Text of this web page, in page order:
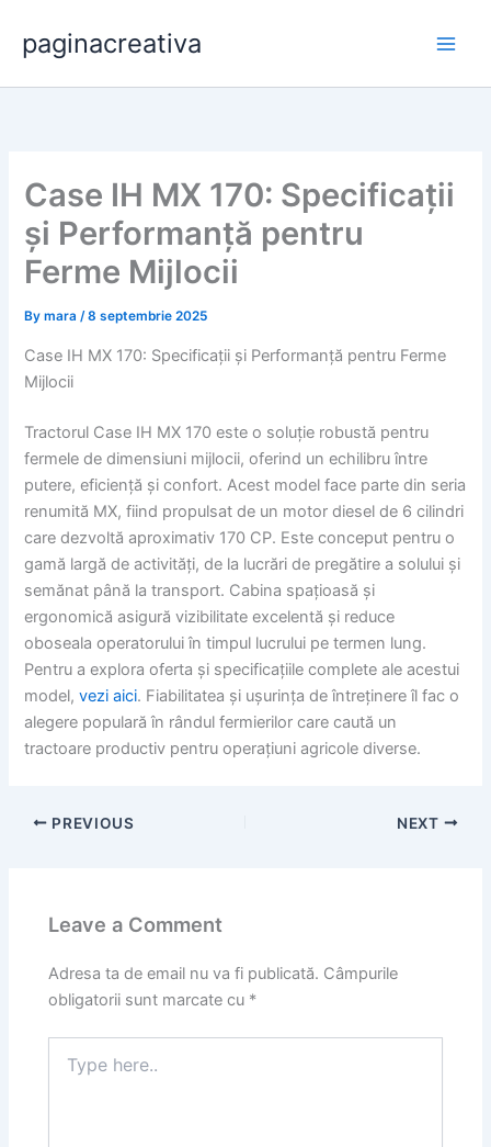
content
paginacreativa
Case IH MX 170: Specificații
și Performanță pentru
Ferme Mijlocii
Bymara/8 septembrie 2025
Case IH MX 170: Specificații și Performanță pentru Ferme
Mijlocii
Tractorul Case IH MX 170 este o soluție robustă pentru
fermele de dimensiuni mijlocii, oferind un echilibru între
putere, eficiență și confort. Acest model face parte din seria
renumită MX, fiind propulsat de un motor diesel de 6 cilindri
care dezvoltă aproximativ 170 CP. Este conceput pentru o
gamă largă de activități, de la lucrări de pregătire a solului și
semănat până la transport. Cabina spațioasă și
ergonomică asigură vizibilitate excelentă și reduce
oboseala operatorului în timpul lucrului pe termen lung.
Pentru a explora oferta și specificațiile complete ale acestui
model,vezi aici. Fiabilitatea și ușurința de întreținere îl fac o
alegere populară în rândul fermierilor care caută un
tractoare productiv pentru operațiuni agricole diverse.
PREVIOUS NEXT
Leave a Comment
Adresa ta de email nu va fi publicată. Câmpurile
obligatorii sunt marcate cu *
here..